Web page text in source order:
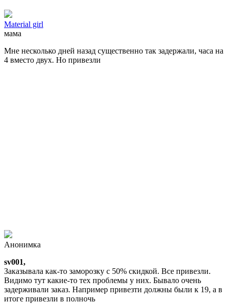
Material girl
мама
Мне несколько дней назад существенно так задержали, часа на
4 вместо двух. Но привезли
Анонимка
sv001,
Заказывала как-то заморозку с 50% скидкой. Все привезли.
Видимо тут какие-то тех проблемы у них. Бывало очень
задерживали заказ. Например привезти должны были к 19, а в
итоге привезли в полночь